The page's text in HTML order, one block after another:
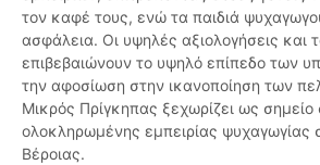
τον καφέ τους, ενώ τα παιδιά
ασφάλεια. Οι υψηλές αξιολογήσεις και
επιβεβαιώνουν το υψηλό επίπεδο των
την αφοσίωση στην ικανοποίηση των
Μικρός Πρίγκηπας ξεχωρίζει ως σημείο
ολοκληρωμένης εμπειρίας ψυχαγωγίας
Βέροιας.